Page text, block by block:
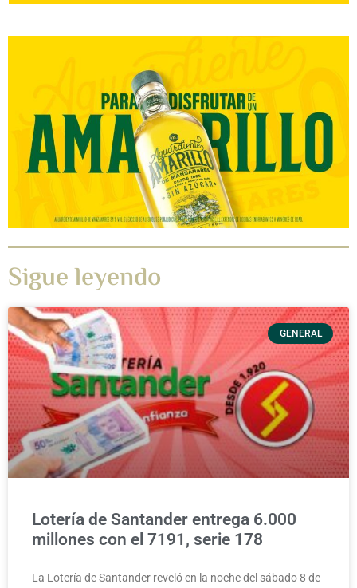
Sigue leyendo
GENERAL
Lotería de Santander entrega 6.000
millones con el 7191, serie 178
La Lotería de Santander reveló en la noche del sábado 8 de